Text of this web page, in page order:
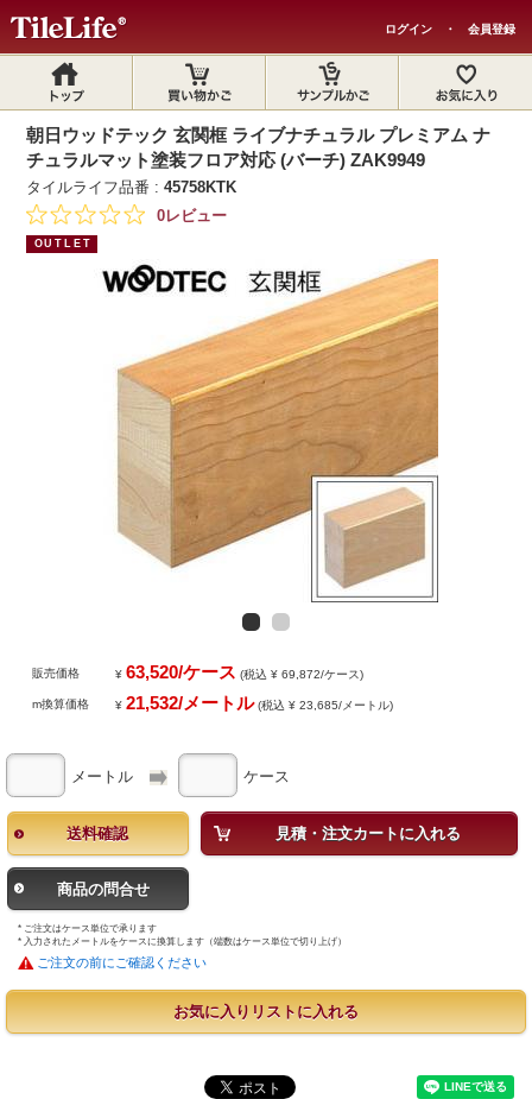
ログイン ・ 会員登録
朝日ウッドテック 玄関框 ライブナチュラル プレミアム ナ
チュラルマット塗装フロア対応 (バーチ) ZAK9949
タイルライフ品番 :45758KTK
0レビュー
OUTLET
販売価格 ¥63,520/ケース (税込 ¥ 69,872/ケース)
m換算価格 ¥21,532/メートル(税込 ¥ 23,685/メートル)
メートル ケース
送料確認 見積・注文カートに入れる
商品の問合せ
* ご注文はケース単位で承ります
* 入力されたメートルをケースに換算します（端数はケース単位で切り上げ）
ご注文の前にご確認ください
お気に入りリストに入れる